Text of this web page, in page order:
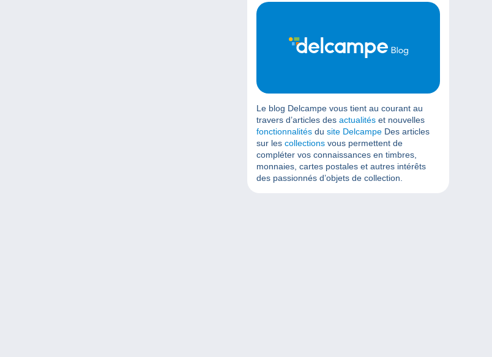
Le blog Delcampe vous tient au courant au
travers d’articles des actualités et nouvelles
fonctionnalités du site Delcampe Des articles
sur les collections vous permettent de
compléter vos connaissances en timbres,
monnaies, cartes postales et autres intérêts
des passionnés d’objets de collection.